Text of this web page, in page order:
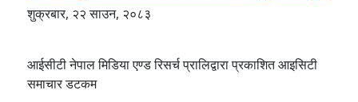
शुक्रबार, २२ साउन, २०८३
आईसीटी नेपाल मिडिया एण्ड रिसर्च प्रालिद्वारा प्रकाशित आइसिटी
समाचार डटकम